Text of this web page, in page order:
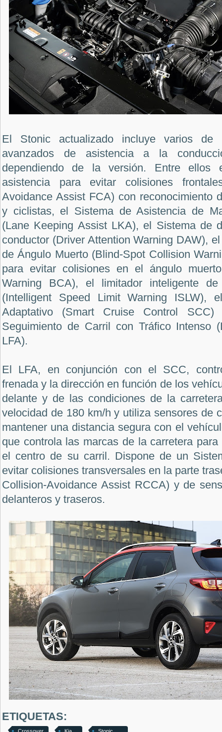
El Stonic actualizado incluye varios de
avanzados de asistencia a la
dependiendo de la versión. Entre ellos
asistencia para evitar colisiones
Avoidance Assist FCA) con reconocimiento
y ciclistas, el Sistema de Asistencia de
(Lane Keeping Assist LKA), el Sistema de
conductor (Driver Attention Warning DAW),
de Ángulo Muerto (Blind-Spot Collision
para evitar colisiones en el ángulo
Warning BCA), el limitador inteligente
(Intelligent Speed Limit Warning ISLW),
Adaptativo (Smart Cruise Control
Seguimiento de Carril con Tráfico Intenso
LFA).
El LFA, en conjunción con el SCC,
frenada y la dirección en función de los
delante y de las condiciones de la
velocidad de 180 km/h y utiliza sensores de
mantener una distancia segura con el
que controla las marcas de la carretera
el centro de su carril. Dispone de un
evitar colisiones transversales en la parte
Collision-Avoidance Assist RCCA) y de
delanteros y traseros.
ETIQUETAS: